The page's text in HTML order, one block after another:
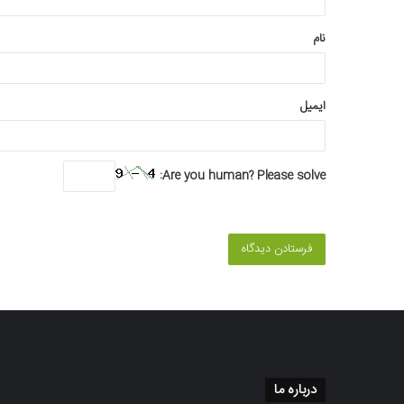
*
نام
ایمیل
Are you human? Please solve:
درباره ما